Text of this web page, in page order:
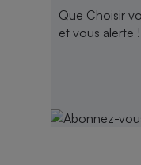
Que Choisir
et vous alerte !